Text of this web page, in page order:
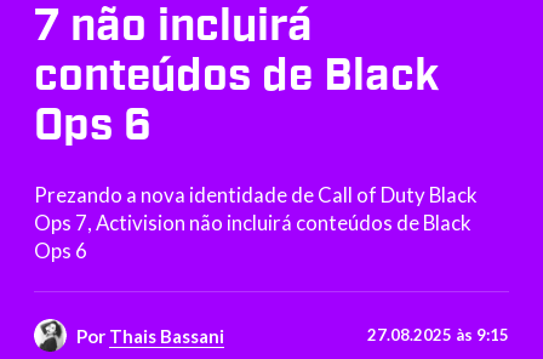
7 não incluirá
conteúdos de Black
Ops 6
Prezando a nova identidade de Call of Duty Black
Ops 7, Activision não incluirá conteúdos de Black
Ops 6
Por Thais Bassani 27.08.2025 às 9:15